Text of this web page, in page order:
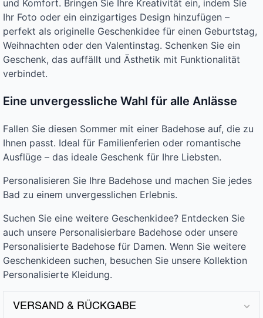
und Komfort. Bringen Sie Ihre Kreativität ein, indem Sie
Ihr Foto oder ein einzigartiges Design hinzufügen –
perfekt als originelle Geschenkidee für einen Geburtstag,
Weihnachten oder den Valentinstag. Schenken Sie ein
Geschenk, das auffällt und Ästhetik mit Funktionalität
verbindet.
Eine unvergessliche Wahl für alle Anlässe
Fallen Sie diesen Sommer mit einer Badehose auf, die zu
Ihnen passt. Ideal für Familienferien oder romantische
Ausflüge – das ideale Geschenk für Ihre Liebsten.
Personalisieren Sie Ihre Badehose und machen Sie jedes
Bad zu einem unvergesslichen Erlebnis.
Suchen Sie eine weitere Geschenkidee? Entdecken Sie
auch unsere Personalisierbare Badehose oder unsere
Personalisierte Badehose für Damen. Wenn Sie weitere
Geschenkideen suchen, besuchen Sie unsere Kollektion
Personalisierte Kleidung.
VERSAND & RÜCKGABE